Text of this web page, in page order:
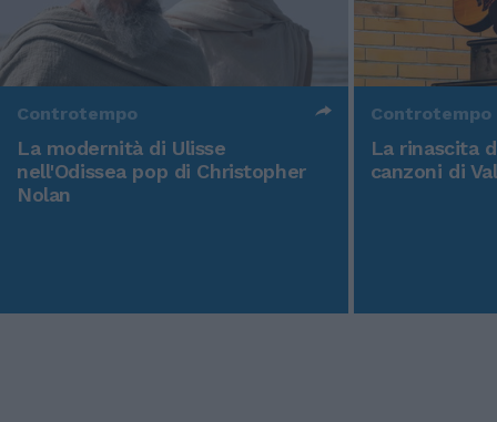
Controtempo
La modernità di Ulisse
nell'Odissea pop di Christopher
Nolan
Controtempo
La rinascita
canzoni di